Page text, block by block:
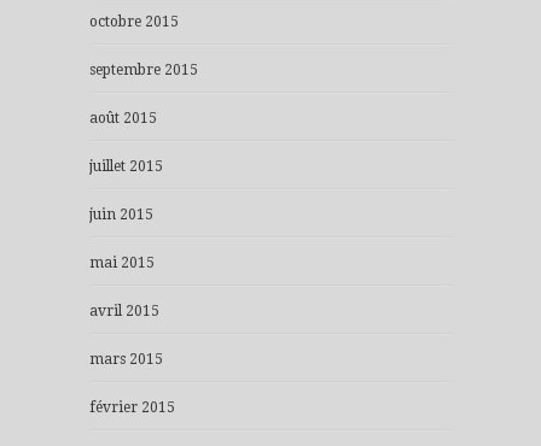
octobre 2015
septembre 2015
août 2015
juillet 2015
juin 2015
mai 2015
avril 2015
mars 2015
février 2015